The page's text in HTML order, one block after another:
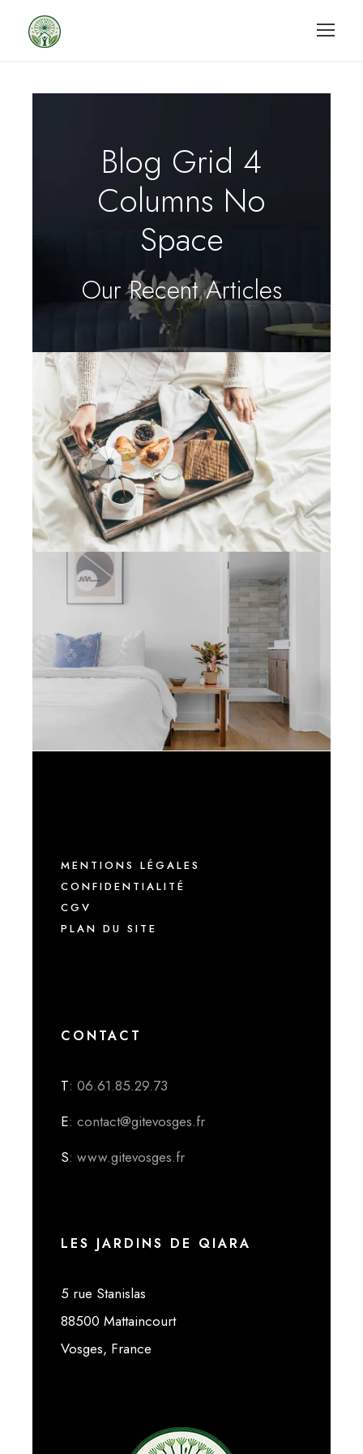
Blog Grid 4
Columns No
Space
Our Recent Articles
12/17/2021
S.DONNATE@ORANGE.FR
10/14/2020
S.DONNATE@ORANGE.FR
MENTIONS LÉGALES
CONFIDENTIALITÉ
CGV
PLAN DU SITE
CONTACT
T: 06.61.85.29.73
E: contact@gitevosges.fr
S: www.gitevosges.fr
LES JARDINS DE QIARA
5 rue Stanislas
88500 Mattaincourt
Vosges, France